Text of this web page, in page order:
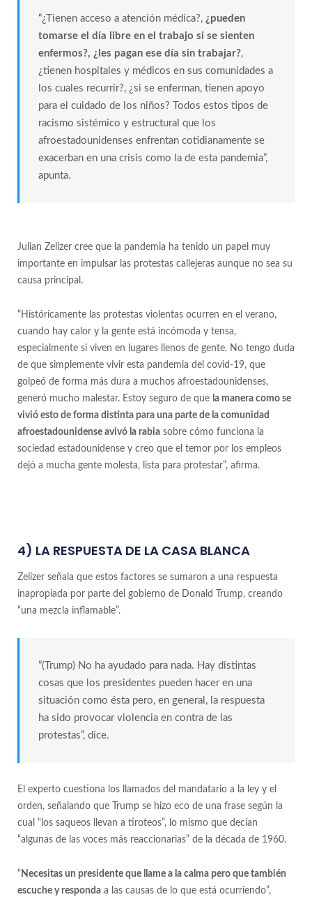
“¿Tienen acceso a atención médica?, ¿pueden
tomarse el día libre en el trabajo si se sienten
enfermos?, ¿les pagan ese día sin trabajar?,
¿tienen hospitales y médicos en sus comunidades a
los cuales recurrir?, ¿si se enferman, tienen apoyo
para el cuidado de los niños? Todos estos tipos de
racismo sistémico y estructural que los
afroestadounidenses enfrentan cotidianamente se
exacerban en una crisis como la de esta pandemia”,
apunta.
Julian Zelizer cree que la pandemia ha tenido un papel muy
importante en impulsar las protestas callejeras aunque no sea su
causa principal.
“Históricamente las protestas violentas ocurren en el verano,
cuando hay calor y la gente está incómoda y tensa,
especialmente si viven en lugares llenos de gente. No tengo duda
de que simplemente vivir esta pandemia del covid-19, que
golpeó de forma más dura a muchos afroestadounidenses,
generó mucho malestar. Estoy seguro de que la manera como se
vivió esto de forma distinta para una parte de la comunidad
afroestadounidense avivó la rabiasobre cómo funciona la
sociedad estadounidense y creo que el temor por los empleos
dejó a mucha gente molesta, lista para protestar”, afirma.
4) LA RESPUESTA DE LA CASA BLANCA
Zelizer señala que estos factores se sumaron a una respuesta
inapropiada por parte del gobierno de Donald Trump, creando
“una mezcla inflamable”.
“(Trump) No ha ayudado para nada. Hay distintas
cosas que los presidentes pueden hacer en una
situación como ésta pero, en general, la respuesta
ha sido provocar violencia en contra de las
protestas”, dice.
El experto cuestiona los llamados del mandatario a la ley y el
orden, señalando que Trump se hizo eco de una frase según la
cual “los saqueos llevan a tiroteos”, lo mismo que decían
“algunas de las voces más reaccionarias” de la década de 1960.
“ Necesitas un presidente que llame a la calma pero que también
escuche y respondaa las causas de lo que está ocurriendo”,